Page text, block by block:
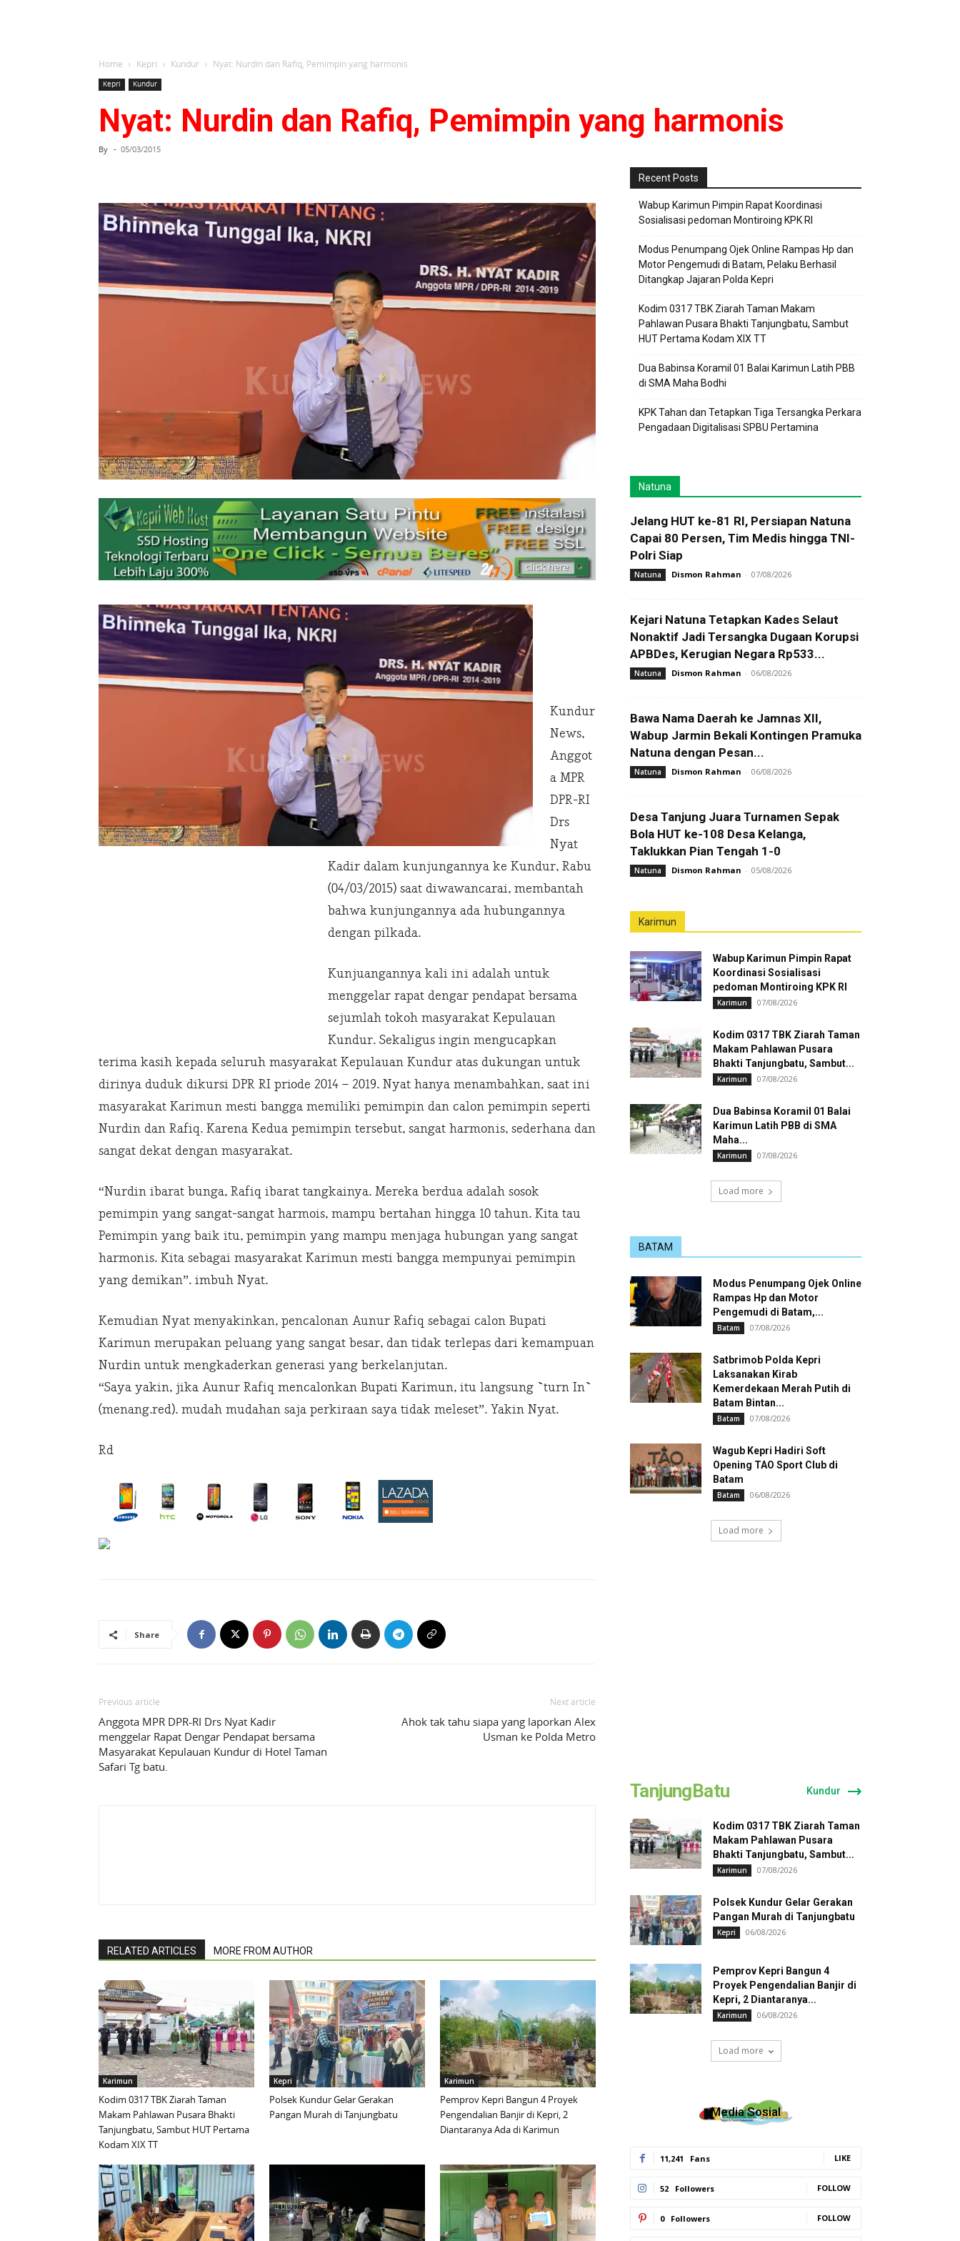
Home Kepri Kundur Nyat: Nurdin dan Rafiq, Pemimpin yang harmonis
Kepri Kundur
Nyat: Nurdin dan Rafiq, Pemimpin yang harmonis
By - 05/03/2015
Kundur
News,
Anggot
a MPR
DPR-RI
Drs
Nyat
Kadir dalam kunjungannya ke Kundur, Rabu
(04/03/2015) saat diwawancarai, membantah
bahwa kunjungannya ada hubungannya
dengan pilkada.
Kunjuangannya kali ini adalah untuk
menggelar rapat dengar pendapat bersama
sejumlah tokoh masyarakat Kepulauan
Kundur. Sekaligus ingin mengucapkan
terima kasih kepada seluruh masyarakat Kepulauan Kundur atas dukungan untuk
dirinya duduk dikursi DPR RI priode 2014 – 2019. Nyat hanya menambahkan, saat ini
masyarakat Karimun mesti bangga memiliki pemimpin dan calon pemimpin seperti
Nurdin dan Rafiq. Karena Kedua pemimpin tersebut, sangat harmonis, sederhana dan
sangat dekat dengan masyarakat.
“Nurdin ibarat bunga, Rafiq ibarat tangkainya. Mereka berdua adalah sosok
pemimpin yang sangat-sangat harmois, mampu bertahan hingga 10 tahun. Kita tau
Pemimpin yang baik itu, pemimpin yang mampu menjaga hubungan yang sangat
harmonis. Kita sebagai masyarakat Karimun mesti bangga mempunyai pemimpin
yang demikan”. imbuh Nyat.
Kemudian Nyat menyakinkan, pencalonan Aunur Rafiq sebagai calon Bupati
Karimun merupakan peluang yang sangat besar, dan tidak terlepas dari kemampuan
Nurdin untuk mengkaderkan generasi yang berkelanjutan.
“Saya yakin, jika Aunur Rafiq mencalonkan Bupati Karimun, itu langsung `turn In`
(menang.red). mudah mudahan saja perkiraan saya tidak meleset”. Yakin Nyat.
Rd
Share
Previous article
Anggota MPR DPR-RI Drs Nyat Kadir
menggelar Rapat Dengar Pendapat bersama
Masyarakat Kepulauan Kundur di Hotel Taman
Safari Tg batu.
Next article
Ahok tak tahu siapa yang laporkan Alex
Usman ke Polda Metro
RELATED ARTICLES MORE FROM AUTHOR
Karimun
Kodim 0317 TBK Ziarah Taman
Makam Pahlawan Pusara Bhakti
Tanjungbatu, Sambut HUT Pertama
Kodam XIX TT
Kepri
Polsek Kundur Gelar Gerakan
Pangan Murah di Tanjungbatu
Karimun
Pemprov Kepri Bangun 4 Proyek
Pengendalian Banjir di Kepri, 2
Diantaranya Ada di Karimun
Recent Posts
Wabup Karimun Pimpin Rapat Koordinasi
Sosialisasi pedoman Montiroing KPK RI
Modus Penumpang Ojek Online Rampas Hp dan
Motor Pengemudi di Batam, Pelaku Berhasil
Ditangkap Jajaran Polda Kepri
Kodim 0317 TBK Ziarah Taman Makam
Pahlawan Pusara Bhakti Tanjungbatu, Sambut
HUT Pertama Kodam XIX TT
Dua Babinsa Koramil 01 Balai Karimun Latih PBB
di SMA Maha Bodhi
KPK Tahan dan Tetapkan Tiga Tersangka Perkara
Pengadaan Digitalisasi SPBU Pertamina
Natuna
Jelang HUT ke-81 RI, Persiapan Natuna
Capai 80 Persen, Tim Medis hingga TNI-
Polri Siap
Natuna Dismon Rahman - 07/08/2026
Kejari Natuna Tetapkan Kades Selaut
Nonaktif Jadi Tersangka Dugaan Korupsi
APBDes, Kerugian Negara Rp533...
Natuna Dismon Rahman - 06/08/2026
Bawa Nama Daerah ke Jamnas XII,
Wabup Jarmin Bekali Kontingen Pramuka
Natuna dengan Pesan...
Natuna Dismon Rahman - 06/08/2026
Desa Tanjung Juara Turnamen Sepak
Bola HUT ke-108 Desa Kelanga,
Taklukkan Pian Tengah 1-0
Natuna Dismon Rahman - 05/08/2026
Karimun
Wabup Karimun Pimpin Rapat
Koordinasi Sosialisasi
pedoman Montiroing KPK RI
Karimun 07/08/2026
Kodim 0317 TBK Ziarah Taman
Makam Pahlawan Pusara
Bhakti Tanjungbatu, Sambut...
Karimun 07/08/2026
Dua Babinsa Koramil 01 Balai
Karimun Latih PBB di SMA
Maha...
Karimun 07/08/2026
Load more
BATAM
Modus Penumpang Ojek Online
Rampas Hp dan Motor
Pengemudi di Batam,...
Batam 07/08/2026
Satbrimob Polda Kepri
Laksanakan Kirab
Kemerdekaan Merah Putih di
Batam Bintan...
Batam 07/08/2026
Wagub Kepri Hadiri Soft
Opening TAO Sport Club di
Batam
Batam 06/08/2026
Load more
TanjungBatu Kundur
Kodim 0317 TBK Ziarah Taman
Makam Pahlawan Pusara
Bhakti Tanjungbatu, Sambut...
Karimun 07/08/2026
Polsek Kundur Gelar Gerakan
Pangan Murah di Tanjungbatu
Kepri 06/08/2026
Pemprov Kepri Bangun 4
Proyek Pengendalian Banjir di
Kepri, 2 Diantaranya...
Karimun 06/08/2026
Load more
Media Sosial
11,241 Fans LIKE
52 Followers FOLLOW
0 Followers FOLLOW